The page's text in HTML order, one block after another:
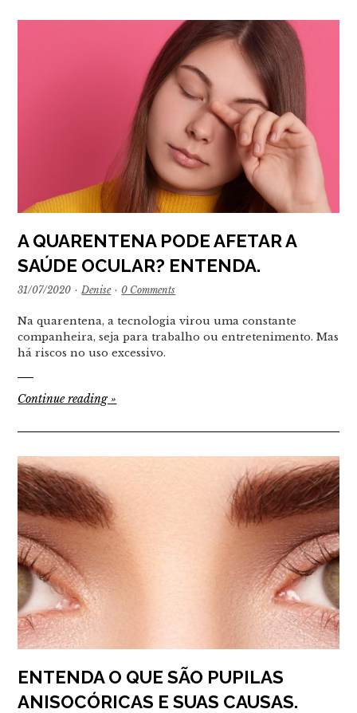
A QUARENTENA PODE AFETAR A
SAÚDE OCULAR? ENTENDA.
31/07/2020 · Denise · 0 Comments
Na quarentena, a tecnologia virou uma constante
companheira, seja para trabalho ou entretenimento. Mas
há riscos no uso excessivo.
Continue reading»
ENTENDA O QUE SÃO PUPILAS
ANISOCÓRICAS E SUAS CAUSAS.